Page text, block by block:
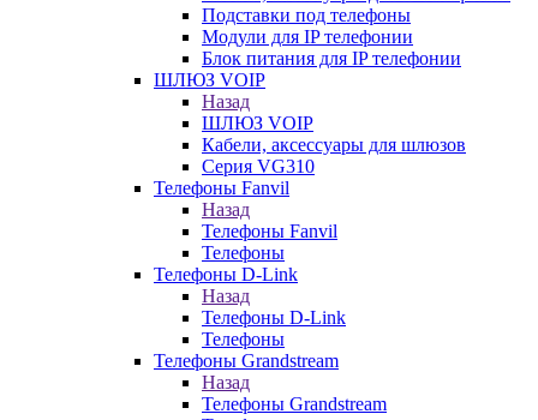
Подставки под телефоны
Модули для IP телефонии
Блок питания для IP телефонии
ШЛЮЗ VOIP
Назад
ШЛЮЗ VOIP
Кабели, аксессуары для шлюзов
Серия VG310
Телефоны Fanvil
Назад
Телефоны Fanvil
Телефоны
Телефоны D-Link
Назад
Телефоны D-Link
Телефоны
Телефоны Grandstream
Назад
Телефоны Grandstream